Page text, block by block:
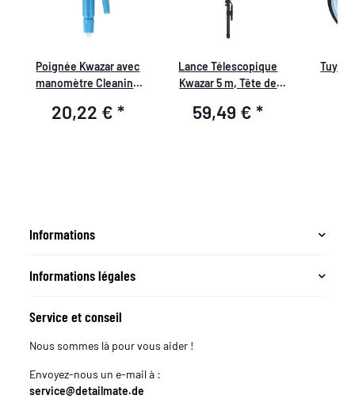
Poignée Kwazar avec
manomètre Cleaning
20,22 € *
Lance Télescopique
Kwazar 5 m, Tête de
59,49 €*
Tuyau
Informations
Informations légales
Service et conseil
Nous sommes là pour vous aider !
Envoyez-nous un e-mail à :
service@detailmate.de